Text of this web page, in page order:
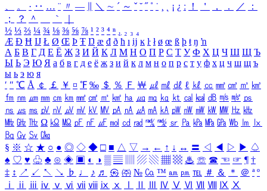
、
。 · ‥ … ¨ 〃 ― ＼ ∼ ´ ～ ˇ ˘ ˝ ˚ ˙ ¸ ¡ ¿ ː ！ ＇ ， ． ／
：
；
？ ＾ ｀
½ ⅓ ⅔ ¼ ¾ ⅛ ⅜ ⅝ ⅞ ¹ ² ³ ⁴ ⁿ ₁ ₂ ₃ ₄
Æ Ð Ħ Ĳ Ł Ø Œ Þ Ŧ Ŋ æ đ ð ħ ı ĳ ĸ ŀ ł ø œ ß þ ŧ ŋ ŉ
А Б В Г Д Е Ё Ж З И Й К Л М Н О П Р С Т У Ф Х Ц Ч Ш Щ Ъ
Ы Ь Э Ю Я а б в г д е ё ж з и й к л м н о п р с т у ф х ц ч ш щ ъ
ы ь э ю я
′ ″ ℃ Å ￠ ￡ ￥ ¤ ℉ ‰ ＄ ％ Ｆ ￦ ㎕ ㎖ ㎗ ℓ ㎘ ㏄ ㎣ ㎤ ㎥ ㎦
㎙ ㎚ ㎛ ㎜ ㎝ ㎞ ㎟ ㎠ ㎡ ㎢ ㏊ ㎍ ㎎ ㎏ ㏏ ㎈ ㎉ ㏈ ㎧ ㎨ ㎰
㎱ ㎲ ㎳ ㎴ ㎵ ㎶ ㎷ ㎸ ㎹ ㎀ ㎁ ㎂ ㎃ ㎄ ㎺ ㎻ ㎽ ㎾ ㎿ ㎐ ㎑
㎒ ㎓ ㎔ Ω ㏀ ㏁ ㎊ ㎋ ㎌ ㏖ ㏅ ㎭ ㎮ ㎯ ㏛ ㎩ ㎪ ㎫ ㎬ ㏝ ㏐
㏓
㏃ ㏉ ㏜ ㏆
§ ※ ☆ ★ ○ ● ◎ ◇ ◆ □ ■ △ ▽ → ← ↑ ↓ ↔ 〓 ◁ ◀ ▷ ▶ ♤
♠ ♡ ♥ ♧ ♣ ⊙ ◈ ▣ ◐ ◑ ▒ ▤ ▨ ▧ ▦ ▩ ♨ ☏ ☎ ☜ ☞ ¶ †
‡ ↕ ↗ ↙ ↖ ↘ ♭ ♩ ♪ ♬ ㉿ ㈜ № ㏇ ™ ㏂ ㏘ ℡ ＃ ＆ ＊ ＠ ª º
ⅰ
ⅱ ⅲ ⅳ ⅴ ⅵ ⅶ ⅷ ⅸ ⅹ Ⅳ Ⅴ Ⅵ Ⅶ Ⅷ Ⅸ Ⅹ